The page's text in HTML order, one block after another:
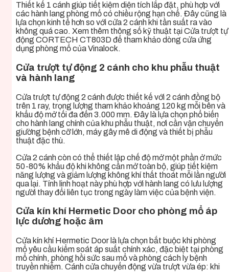
Thiết kế 1 cánh giúp tiết kiệm diện tích lắp đặt, phù hợp với
các hành lang phòng mổ có chiều rộng hạn chế. Đây cũng là
lựa chọn kinh tế hơn so với cửa 2 cánh khi tần suất ra vào
không quá cao. Xem thêm thông số kỹ thuật tại Cửa trượt tự
động CORTECH CT803D để tham khảo dòng cửa ứng
dụng phòng mổ của Vinalock.
Cửa trượt tự động 2 cánh cho khu phẫu thuật
và hành lang
Cửa trượt tự động 2 cánh được thiết kế với 2 cánh đồng bộ
trên 1 ray, trọng lượng tham khảo khoảng 120 kg mỗi bên và
khẩu độ mở tối đa đến 3.000 mm. Đây là lựa chọn phổ biến
cho hành lang chính của khu phẫu thuật, nơi cần vận chuyển
giường bệnh cỡ lớn, máy gây mê di động và thiết bị phẫu
thuật đặc thù.
Cửa 2 cánh còn có thể thiết lập chế độ mở một phần ở mức
50-80% khẩu độ khi không cần mở toàn bộ, giúp tiết kiệm
năng lượng và giảm lượng không khí thất thoát mỗi lần người
qua lại. Tính linh hoạt này phù hợp với hành lang có lưu lượng
người thay đổi liên tục trong ngày làm việc của bệnh viện.
Cửa kín khí Hermetic Door cho phòng mổ áp
lực dương hoặc âm
Cửa kín khí Hermetic Door là lựa chọn bắt buộc khi phòng
mổ yêu cầu kiểm soát áp suất chính xác, đặc biệt tại phòng
mổ chính, phòng hồi sức sau mổ và phòng cách ly bệnh
truyền nhiễm. Cánh cửa chuyển động vừa trượt vừa ép: khi